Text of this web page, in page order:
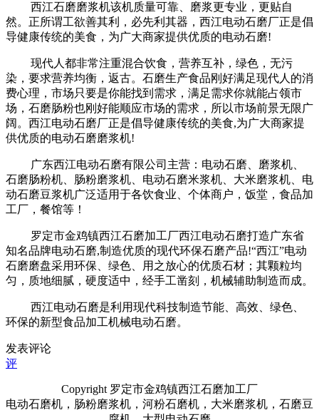
西江石磨磨浆机该机质量可靠、磨浆更专业，更贴自
然。正所谓工欲善其利，必先利其器，西江电动石磨厂正是倡
导健康传统的美食，为广大商家提供优质的电动石磨!
现代人都非常注重混合饮食，营养互补，绿色，无污
染，要求营养均衡，返古。石磨生产食品刚好满足现代人的消
费心理，市场只要是你能找到需求，满足需求你就能占领市
场，石磨肠粉也刚好能顺应市场的需求，所以市场前景无限广
阔。西江电动石磨厂正是倡导健康传统的美食,为广大商家提
供优质的电动石磨磨浆机!
广东西江电动石磨有限公司主营：电动石磨、磨浆机、
石磨肠粉机、肠粉磨浆机、电动石磨米浆机、大米磨浆机、电
动石磨豆浆机广泛适用于各饮食业、个体商户，饭堂，食品加
工厂，餐馆等！
罗定市金鸡镇西江石磨加工厂西江电动石磨打造广东省
知名品牌电动石磨,制造优质的现代环保石磨产品!“西江”电动
石磨磨盘采用环保、绿色、用之放心的优质石材；其颗粒均
匀，质地细腻，硬度适中，经手工凿刻，机械辅助制造而成。
西江电动石磨是利用现代科技制造节能、高效、绿色、
环保的新型食品加工机械电动石磨。
发表评论
评
Copyright 罗定市金鸡镇西江石磨加工厂
电动石磨机，肠粉磨浆机，河粉石磨机，大米磨浆机，石磨豆